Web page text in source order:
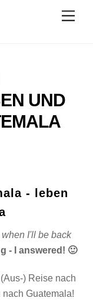
UND
- leben
I'll be back
- I answered! 🙂
) Reise nach
Guatemala!